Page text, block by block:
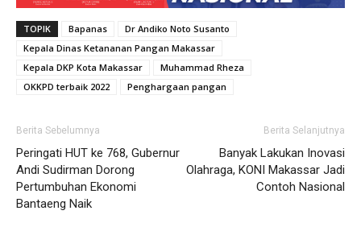
TOPIK Bapanas
Dr Andiko Noto Susanto
Kepala Dinas Ketananan Pangan Makassar
Kepala DKP Kota Makassar
Muhammad Rheza
OKKPD terbaik 2022
Penghargaan pangan
Berita Sebelumnya
Peringati HUT ke 768, Gubernur
Andi Sudirman Dorong
Pertumbuhan Ekonomi
Bantaeng Naik
Berita Selanjutnya
Banyak Lakukan Inovasi
Olahraga, KONI Makassar Jadi
Contoh Nasional